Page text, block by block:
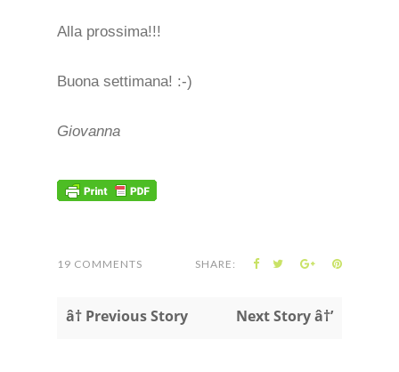
Alla prossima!!!
Buona settimana! :-)
Giovanna
19 COMMENTS SHARE:
â† Previous Story Next Story â†’